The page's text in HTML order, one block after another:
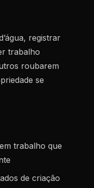
registrar
trabalho
roubarem
se
trabalho que
de criação